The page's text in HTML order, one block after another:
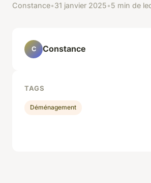
Constance•31 janvier 2025•5 min de
C Constance
TAGS
Déménagement